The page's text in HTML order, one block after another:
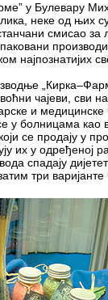
у Булевару
неке од њих
смисао за
најпознатијих
чајеви, сви
и
у болницама као
се продају у
их у
спадају
три